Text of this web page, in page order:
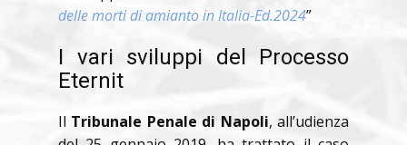
delle morti di amianto in Italia-Ed.2024”
I vari sviluppi del Processo
Eternit
Il Tribunale Penale di Napoli, all’udienza